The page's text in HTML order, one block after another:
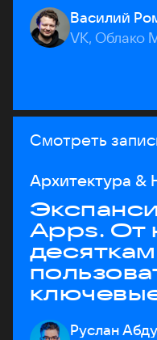
Василий
VK, Облако
Смотреть
Архитектура &
Apps. От
Руслан